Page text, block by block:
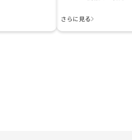
さらに見る